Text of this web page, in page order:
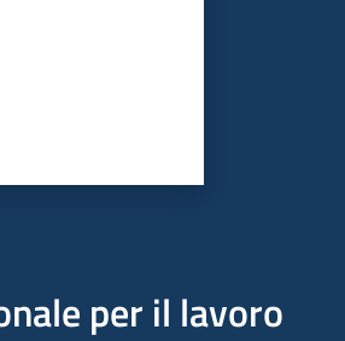
per il lavoro